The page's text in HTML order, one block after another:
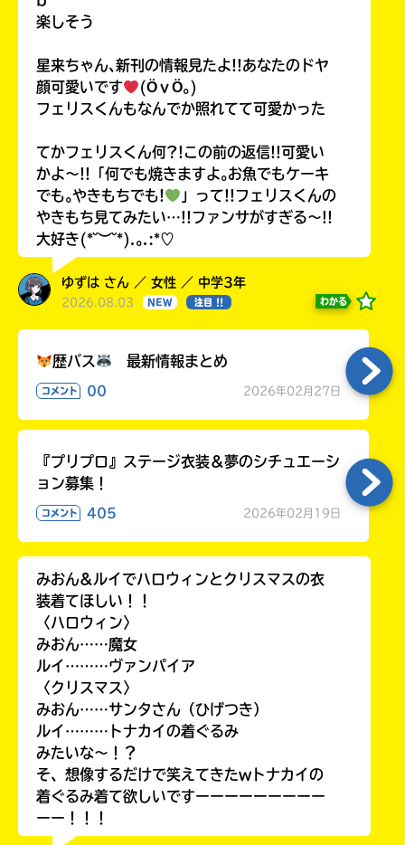
楽しそう
星来ちゃん､新刊の情報見たよ!!あなたのドヤ
顔可愛いです
(ӦｖӦ｡)
フェリスくんもなんでか照れてて可愛かった
てかフェリスくん何?!この前の返信!!可愛い
かよ〜!!「何でも焼きますよ｡お魚でもケーキ
でも｡やきもちでも!
」って!!フェリスくんの
やきもち見てみたい…!!ファンサがすぎる〜!!
大好き(*˘︶˘*).｡.:*♡
ゆずは さん ／ 女性 ／ 中学3年
2026.08.03 NEW 注目 !! わかる
歴バス 最新情報まとめ
コメント 00 2026年02月27日
『プリプロ』ステージ衣装＆夢のシチュエーシ
ョン募集！
コメント 405 2026年02月19日
みおん&ルイでハロウィンとクリスマスの衣
装着てほしい！！
〈ハロウィン〉
みおん……魔女
ルイ………ヴァンパイア
〈クリスマス〉
みおん……サンタさん（ひげつき）
ルイ………トナカイの着ぐるみ
みたいな〜！？
そ、想像するだけで笑えてきたwトナカイの
着ぐるみ着て欲しいですーーーーーーーーー
ーー！！！